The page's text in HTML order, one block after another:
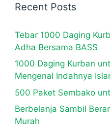
Recent Posts
Tebar 1000 Daging
Adha Bersama BASS
1000 Daging Kurban
Mengenal Indahnya
500 Paket Sembako
Berbelanja Sambil
Murah